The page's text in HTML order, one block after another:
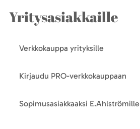
Yritysasiakkaille
Verkkokauppa yrityksille
Kirjaudu PRO-verkkokauppaan
Sopimusasiakkaaksi E.Ahlströmille